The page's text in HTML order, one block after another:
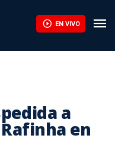
EN VIVO
a
en